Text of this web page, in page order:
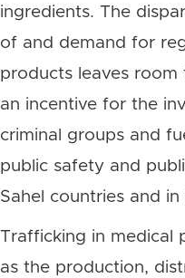
ingredients. The
of and demand for
products leaves
an incentive for the
criminal groups and
public safety and
Sahel countries and
Trafficking in medical
as the production,